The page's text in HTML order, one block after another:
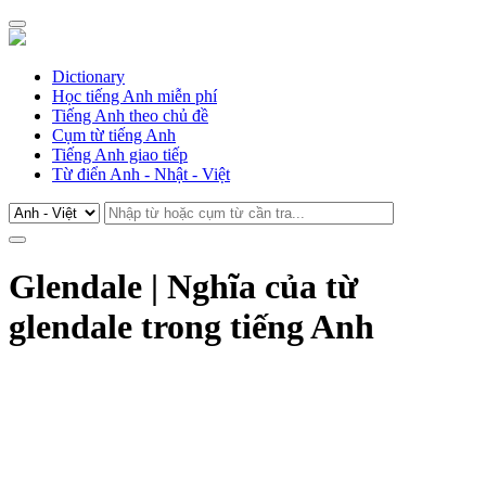
Dictionary
Học tiếng Anh miễn phí
Tiếng Anh theo chủ đề
Cụm từ tiếng Anh
Tiếng Anh giao tiếp
Từ điển Anh - Nhật - Việt
Glendale | Nghĩa của từ
glendale trong tiếng Anh